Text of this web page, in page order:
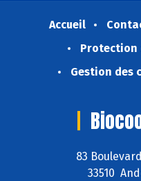
Accueil
Protection
Gestion des
83
33510